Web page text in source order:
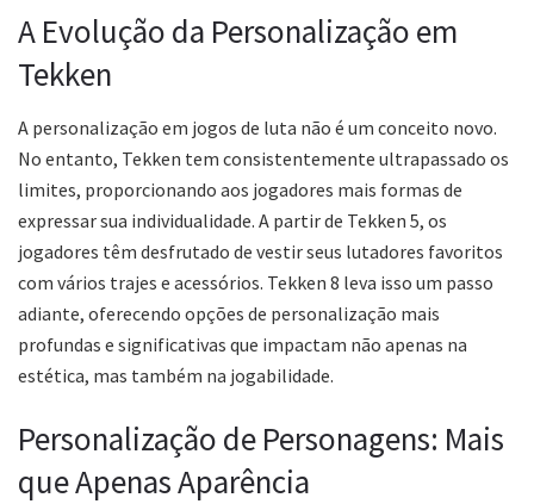
A Evolução da Personalização em
Tekken
A personalização em jogos de luta não é um conceito novo.
No entanto, Tekken tem consistentemente ultrapassado os
limites, proporcionando aos jogadores mais formas de
expressar sua individualidade. A partir de Tekken 5, os
jogadores têm desfrutado de vestir seus lutadores favoritos
com vários trajes e acessórios. Tekken 8 leva isso um passo
adiante, oferecendo opções de personalização mais
profundas e significativas que impactam não apenas na
estética, mas também na jogabilidade.
Personalização de Personagens: Mais
que Apenas Aparência